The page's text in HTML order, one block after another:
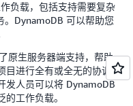
负载，包括支持需要复杂
。DynamoDB 可以帮助您
原生服务器端支持，帮助
进行全有或全无的协调
发人员可以将 DynamoDB
工作负载。